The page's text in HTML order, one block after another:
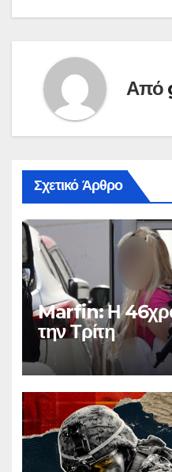
Από
Σχετικό Άρθρο
Marfin: Η
την Τρίτη